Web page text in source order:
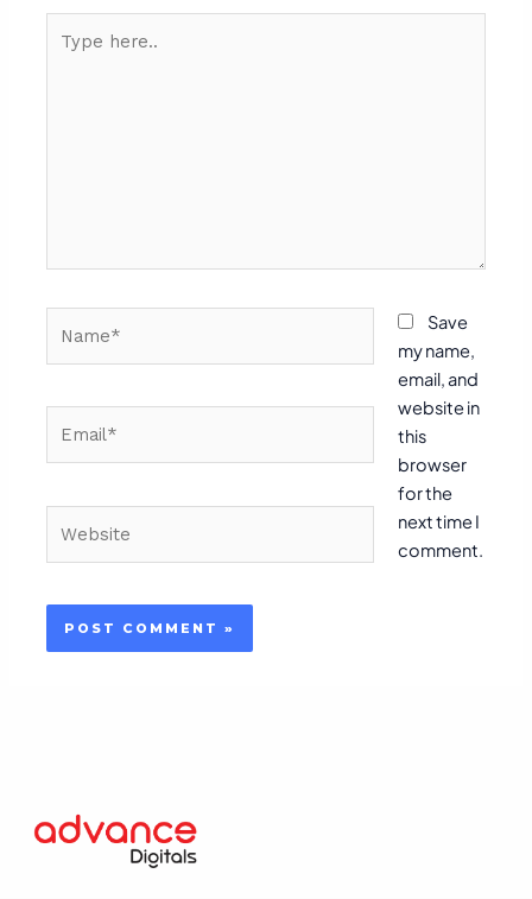
here..
Save
my name,
email, and
website in
this
browser
for the
next time I
comment.